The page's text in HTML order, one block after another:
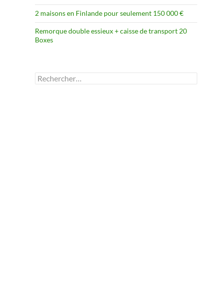
2 maisons en Finlande pour seulement 150 000 €
Remorque double essieux + caisse de transport 20
Boxes
Rechercher :